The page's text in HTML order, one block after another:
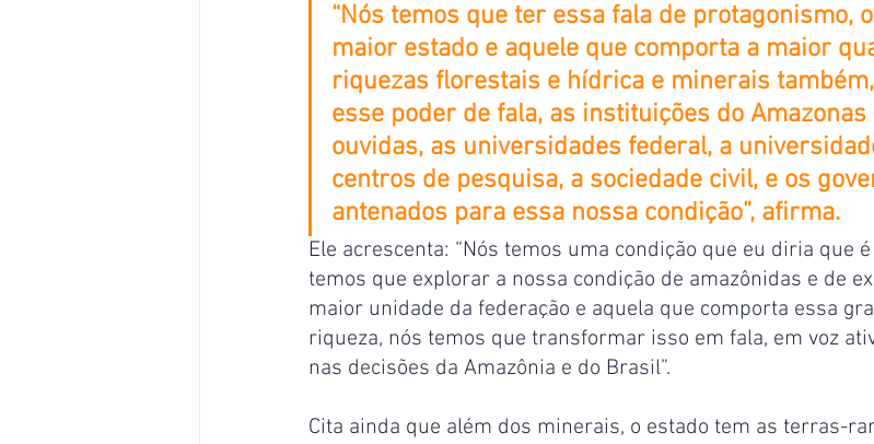
“Nós temos que ter essa fala de protagonismo,
maior estado e aquele que comporta a maior
riquezas florestais e hídrica e minerais
esse poder de fala, as instituições do
ouvidas, as universidades federal, a
centros de pesquisa, a sociedade civil, e os
antenados para essa nossa condição”, afirma.
Ele acrescenta: “Nós temos uma condição que eu diria que
temos que explorar a nossa condição de amazônidas e de
maior unidade da federação e aquela que comporta essa
riqueza, nós temos que transformar isso em fala, em voz
nas decisões da Amazônia e do Brasil”.
Cita ainda que além dos minerais, o estado tem as terras-